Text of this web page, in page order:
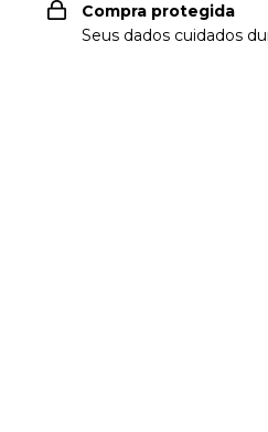
Compra protegida
Seus dados cuidados